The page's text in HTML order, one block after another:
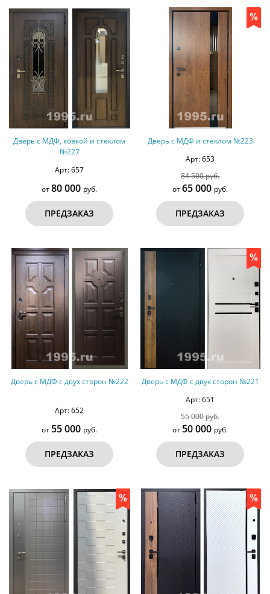
Дверь с МДФ, ковкой и стеклом
№227
Арт: 657
от80 000 руб.
ПРЕДЗАКАЗ
Дверь с МДФ и стеклом №223
Арт: 653
84 500 руб.
от65 000 руб.
ПРЕДЗАКАЗ
Дверь с МДФ с двух сторон №222
Арт: 652
от 55 000 руб.
ПРЕДЗАКАЗ
Дверь с МДФ с двух сторон №221
Арт: 651
55 000 руб.
от 50 000 руб.
ПРЕДЗАКАЗ